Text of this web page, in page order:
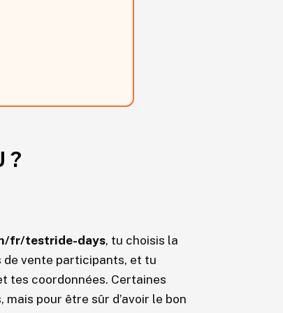
?
fr/testride-days, tu choisis la
de vente participants, et tu
tes coordonnées. Certaines
pour être sûr d’avoir le bon